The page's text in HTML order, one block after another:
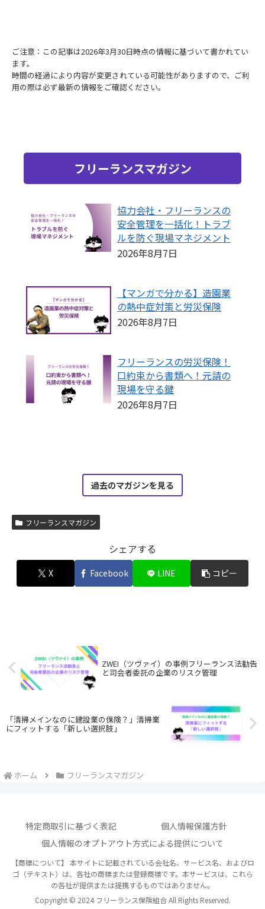
ご注意：この記事は2026年3月30日時点の情報に基づいて書かれてい
ます。
時間の経過により内容が変更されている可能性がありますので、ご利
用の際は必ず最新の情報をご確認ください。
フリーランスマガジン
協力会社・フリーランスの
安全管理を一括化！トラブ
ルを防ぐ現場マネジメント
2026年8月7日
【マンガで分かる】造園業
の熱中症対策と労災保険
2026年8月7日
フリーランスの労災保険！
口約束から書類へ！元請の
現場を守る鍵
2026年8月7日
過去のマガジンを見る
フリーランスマガジン
シェアする
X Facebook LINE コピー
ZWEI（ツヴァイ）の事例フリーランス法勧告
と司会者委託の企業のリスク管理
「清掃メインなのに建設業の保険？」清掃業
にフィットする「新しい選択肢」
ホーム フリーランスマガジン
特定商取引に基づく表記
個人情報保護方針
個人情報のオプトアウト方式による提供について
【商標について】 本サイトに記載されている会社名、サービス名、およびロ
ゴ（テキスト）は、各社の商標または登録商標です。本サービスは、これら
の各社が提供または提携するものではありません。
Copyright © 2024 フリーランス保険組合 All Rights Reserved.